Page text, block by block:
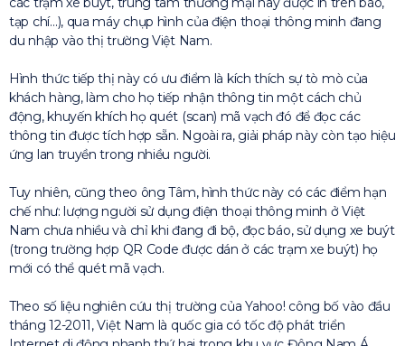
tạp chí…), qua máy chụp hình của điện thoại thông minh đang
du nhập vào thị trường Việt Nam.
Hình thức tiếp thị này có ưu điểm là kích thích sự tò mò của
khách hàng, làm cho họ tiếp nhận thông tin một cách chủ
động, khuyến khích họ quét (scan) mã vạch đó để đọc các
thông tin được tích hợp sẵn. Ngoài ra, giải pháp này còn tạo hiệu
ứng lan truyền trong nhiều người.
Tuy nhiên, cũng theo ông Tâm, hình thức này có các điểm hạn
chế như: lượng người sử dụng điện thoại thông minh ở Việt
Nam chưa nhiều và chỉ khi đang đi bộ, đọc báo, sử dụng xe buýt
(trong trường hợp QR Code được dán ở các trạm xe buýt) họ
mới có thể quét mã vạch.
Theo số liệu nghiên cứu thị trường của Yahoo! công bố vào đầu
tháng 12-2011, Việt Nam là quốc gia có tốc độ phát triển